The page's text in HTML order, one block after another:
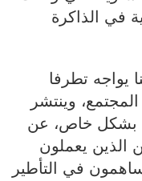
في الذاكرة
يواجه تطرفا
وينتشر
بشكل خاص، عن
الذين يعملون
في التأطير